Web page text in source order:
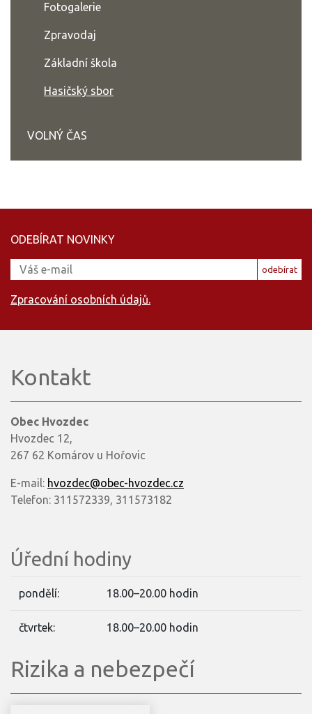
Fotogalerie
Zpravodaj
Základní škola
Hasičský sbor
VOLNÝ ČAS
ODEBÍRAT NOVINKY
odebírat
Zpracování osobních údajů.
Kontakt
Obec Hvozdec
Hvozdec 12,
267 62 Komárov u Hořovic
E-mail: hvozdec@obec-hvozdec.cz
Telefon: 311572339, 311573182
Úřední hodiny
pondělí: 18.00–20.00 hodin
čtvrtek: 18.00–20.00 hodin
Rizika a nebezpečí